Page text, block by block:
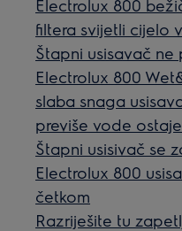
Electrolux 800
filtera svijetli cijelo
Štapni usisavač ne
Electrolux 800
slaba snaga
previše vode
Štapni usisivač se
Electrolux 800
četkom
Razriješite tu